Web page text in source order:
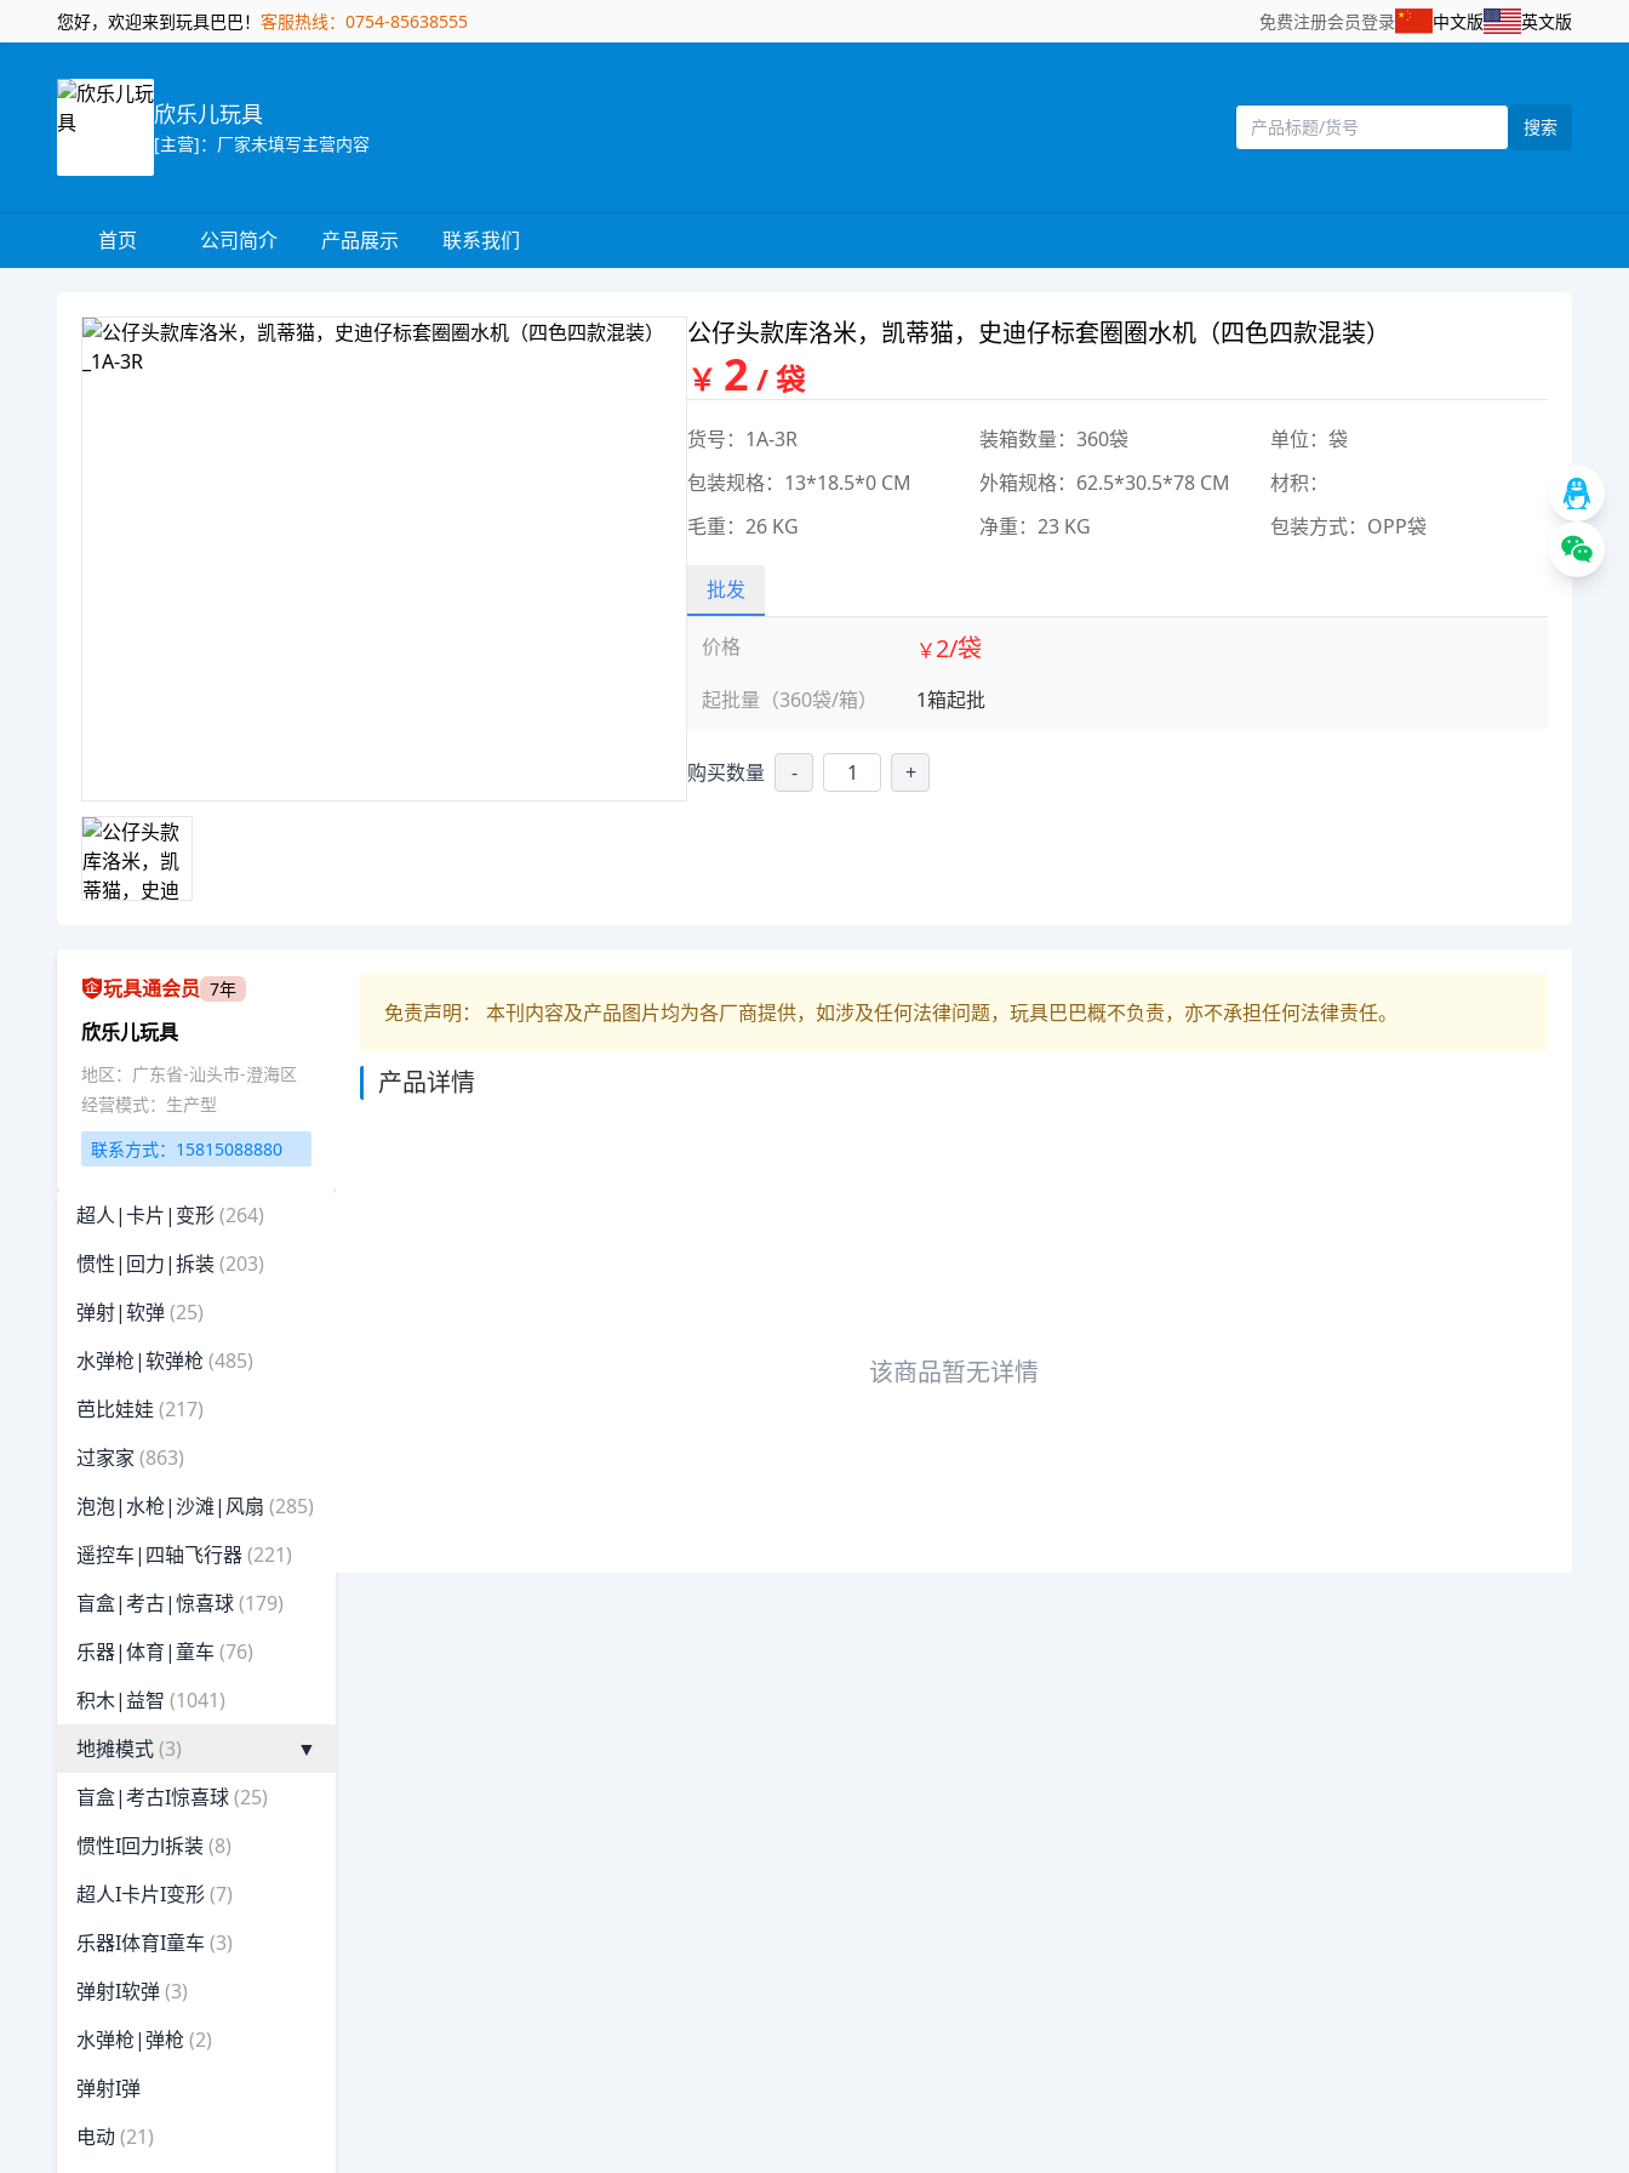
您好，欢迎来到玩具巴巴！ 客服热线：0754-85638555 免费注册会员登录 中文版 英文版
欣乐儿玩具
[主营]：厂家未填写主营内容
搜索
首页 公司简介 产品展示 联系我们
公仔头款库洛米，凯蒂猫，史迪仔标套圈圈水机（四色四款混装）
￥ 2 / 袋
货号：1A-3R 装箱数量：360袋
单位：袋
包装规格：13*18.5*0 CM
外箱规格：62.5*30.5*78 CM
材积：
毛重：26 KG
净重：23 KG 包装方式：OPP袋
批发
价格
起批量（360袋/箱）
￥2/袋
1箱起批
购买数量 - +
玩具通会员 7年
欣乐儿玩具
地区：广东省-汕头市-澄海区
经营模式：生产型
联系方式：15815088880
超人|卡片|变形(264)
惯性|回力|拆装(203)
弹射|软弹(25)
水弹枪|软弹枪 (485)
芭比娃娃 (217)
过家家 (863)
泡泡|水枪|沙滩|风扇 (285)
遥控车|四轴飞行器(221)
盲盒|考古|惊喜球(179)
乐器|体育|童车 (76)
积木|益智 (1041)
地摊模式(3)
▼
盲盒|考古I惊喜球(25)
惯性I回力l拆装(8)
超人I卡片I变形(7)
乐器I体育I童车 (3)
弹射I软弹(3)
水弹枪|弹枪 (2)
弹射I弹
电动(21)
免责声明： 本刊内容及产品图片均为各厂商提供，如涉及任何法律问题，玩具巴巴概不负责，亦不承担任何法律责任。
产品详情
该商品暂无详情